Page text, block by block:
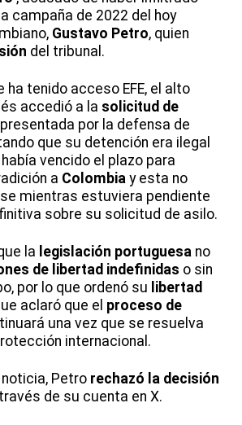
campaña de 2022 del hoy
Gustavo Petro, quien
del tribunal.
ha tenido acceso EFE, el alto
accedió a la solicitud de
presentada por la defensa de
que su detención era ilegal
vencido el plazo para
a Colombia y esta no
mientras estuviera pendiente
sobre su solicitud de asilo.
la legislación portuguesa no
de libertad indefinidas o sin
por lo que ordenó su libertad
aclaró que el proceso de
una vez que se resuelva
internacional.
Petro rechazó la decisión
de su cuenta en X.